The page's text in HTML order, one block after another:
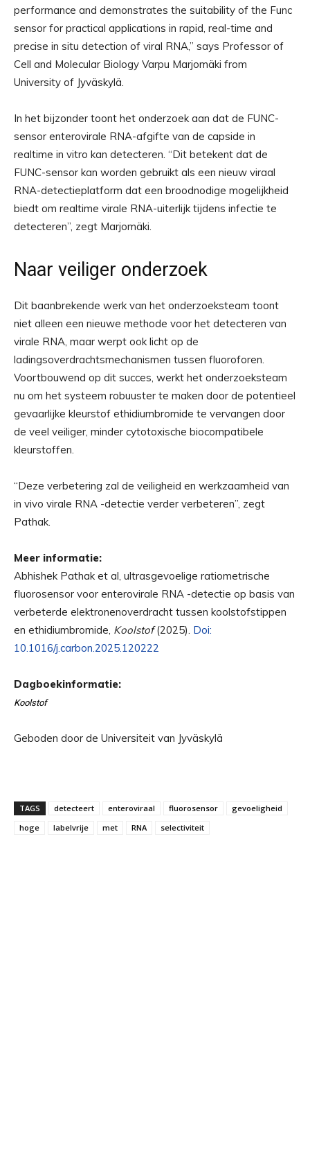
performance and demonstrates the suitability of the Func
sensor for practical applications in rapid, real-time and
precise in situ detection of viral RNA,” says Professor of
Cell and Molecular Biology Varpu Marjomäki from
University of Jyväskylä.
In het bijzonder toont het onderzoek aan dat de FUNC-
sensor enterovirale RNA-afgifte van de capside in
realtime in vitro kan detecteren. “Dit betekent dat de
FUNC-sensor kan worden gebruikt als een nieuw viraal
RNA-detectieplatform dat een broodnodige mogelijkheid
biedt om realtime virale RNA-uiterlijk tijdens infectie te
detecteren”, zegt Marjomäki.
Naar veiliger onderzoek
Dit baanbrekende werk van het onderzoeksteam toont
niet alleen een nieuwe methode voor het detecteren van
virale RNA, maar werpt ook licht op de
ladingsoverdrachtsmechanismen tussen fluoroforen.
Voortbouwend op dit succes, werkt het onderzoeksteam
nu om het systeem robuuster te maken door de potentieel
gevaarlijke kleurstof ethidiumbromide te vervangen door
de veel veiliger, minder cytotoxische biocompatibele
kleurstoffen.
“Deze verbetering zal de veiligheid en werkzaamheid van
in vivo virale RNA -detectie verder verbeteren”, zegt
Pathak.
Meer informatie:
Abhishek Pathak et al, ultrasgevoelige ratiometrische
fluorosensor voor enterovirale RNA -detectie op basis van
verbeterde elektronenoverdracht tussen koolstofstippen
en ethidiumbromide, Koolstof(2025). Doi:
10.1016/j.carbon.2025.120222
Dagboekinformatie:
Koolstof
Geboden door de Universiteit van Jyväskylä
TAGS detecteert enteroviraal fluorosensor
gevoeligheid
hoge
labelvrije met RNA selectiviteit